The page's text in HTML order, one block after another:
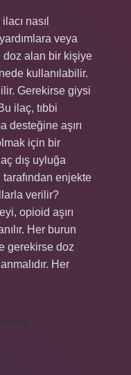
nasıl
veya
doz alan bir kişiye
kullanılabilir.
Gerekirse giysi
ilaç, tıbbi
desteğine aşırı
için bir
dış uyluğa
enjekte
verilir?
opioid aşırı
Her burun
gerekirse doz
Her
Bırak